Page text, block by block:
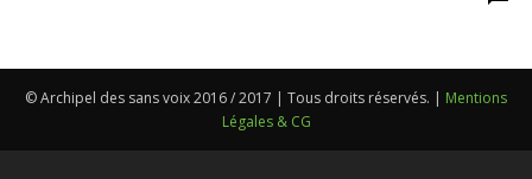
voix
© Archipel des sans voix 2016 / 2017 | Tous droits réservés. | Mentions
Légales & CG